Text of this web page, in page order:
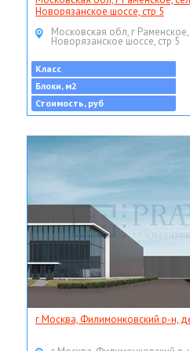
Новорязанское шоссе, стр 5
Московская обл, г
Новорязанское шоссе, стр 5
Класс
Блоки, м2
Стоимость, руб
г Москва, Филимонковский р-н,